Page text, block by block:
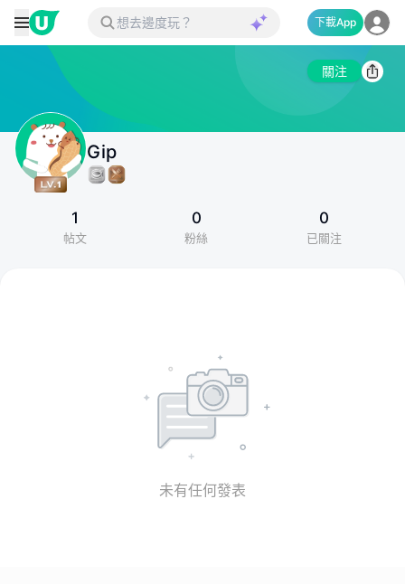
下載App
關注
Gip
1
帖文
0
粉絲
0
已關注
未有任何發表